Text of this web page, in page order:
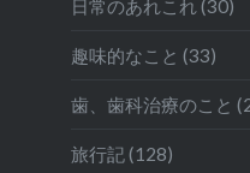
日常のあれこれ (30)
趣味的なこと (33)
歯、歯科治療のこと
旅行記 (128)